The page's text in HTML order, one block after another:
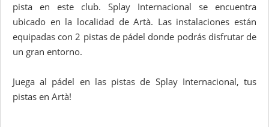
pista en este club. Splay Internacional se encuentra
ubicado en la localidad de Artà. Las instalaciones están
equipadas con 2 pistas de pádel donde podrás disfrutar de
un gran entorno.
Juega al pádel en las pistas de Splay Internacional, tus
pistas en Artà!